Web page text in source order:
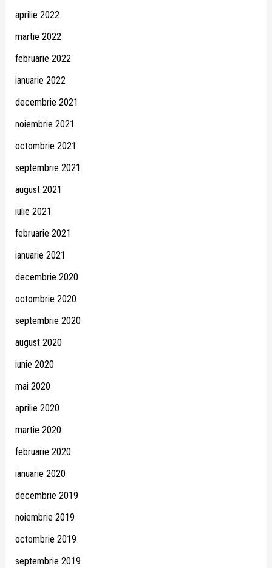
aprilie 2022
martie 2022
februarie 2022
ianuarie 2022
decembrie 2021
noiembrie 2021
octombrie 2021
septembrie 2021
august 2021
iulie 2021
februarie 2021
ianuarie 2021
decembrie 2020
octombrie 2020
septembrie 2020
august 2020
iunie 2020
mai 2020
aprilie 2020
martie 2020
februarie 2020
ianuarie 2020
decembrie 2019
noiembrie 2019
octombrie 2019
septembrie 2019